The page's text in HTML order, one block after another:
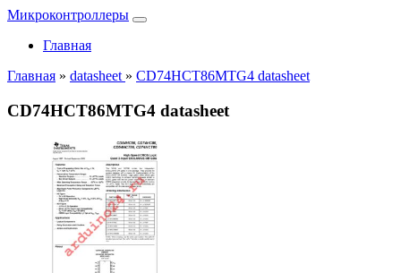
Микроконтроллеры
Главная
Главная » datasheet » CD74HCT86MTG4 datasheet
CD74HCT86MTG4 datasheet